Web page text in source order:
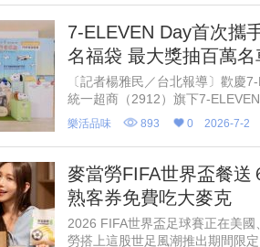
7-ELEVEN Day首次攜
名福袋 最大獎抽百萬名
〔記者楊雅民／台北報導〕歡慶
統一超商（2912）旗下7-
量福袋，打造5大價格帶、5種商
樂活品味 893 0 2026-7-2
麥當勞FIFA世界盃餐送
熟客券免費吃大麥克
2026 FIFA世界盃足球賽正在美
勞搭上這股世足風潮推出期間限